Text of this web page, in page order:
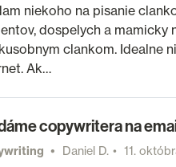
niekoho na pisanie
dospelych a mamicky
clankom. Idealne
Ak…
copywritera na
Daniel D. 11.